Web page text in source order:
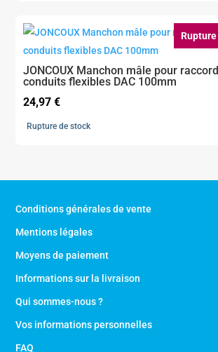
JONCOUX Manchon mâle pour
conduits flexibles DAC 100mm
24,97€
Rupture de stock
Conditions générales de vente
Mentions légales
Moyens de paiement
Informations sur la livraison
Qui sommes-nous ?
Vos informations personnelles
FAQ